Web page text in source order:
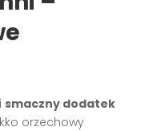
smaczny dodatek
orzechowy